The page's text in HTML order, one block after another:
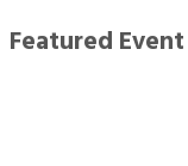
Featured Event